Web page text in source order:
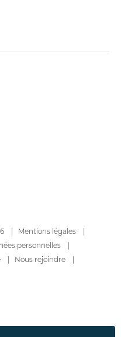
Mentions légales
personnelles
Nous rejoindre